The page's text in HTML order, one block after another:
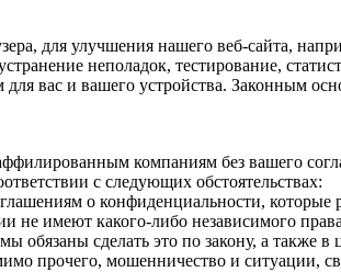
для улучшения нашего веб-сайта,
неполадок, тестирование,
вас и вашего устройства. Законным
компаниям без вашего
с следующих обстоятельствах:
о конфиденциальности,
имеют какого-либо независимого
сделать это по закону, а также в
прочего, мошенничество и ситуации,